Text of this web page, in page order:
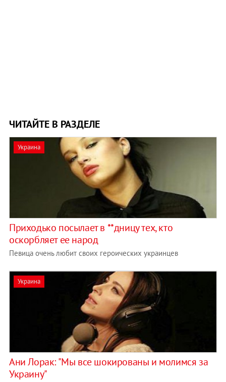
ЧИТАЙТЕ В РАЗДЕЛЕ
Украина
Приходько посылает в **дницу тех, кто
оскорбляет ее народ
Певица очень любит своих героических украинцев
Украина
Ани Лорак: "Мы все шокированы и молимся за
Украину"